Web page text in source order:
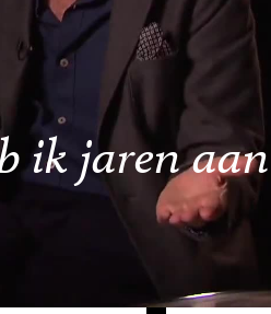
ik jaren aan